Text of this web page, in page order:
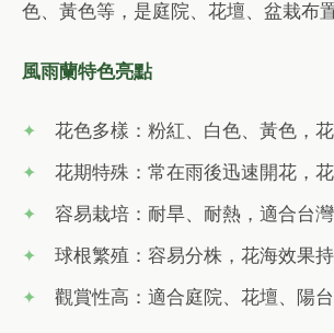
色、黃色等，是庭院、花壇、盆栽布
風雨蘭特色亮點
花色多樣：粉紅、白色、黃色，
花期特殊：常在雨後迅速開花，
容易栽培：耐旱、耐熱，適合台
球根繁殖：容易分株，花海效果
觀賞性高：適合庭院、花壇、陽